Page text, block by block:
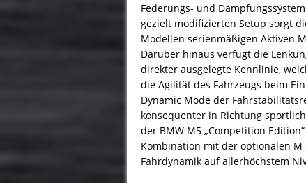
Federungs- und
gezielt modifizierten Setup sorgt
Modellen serienmäßigen Aktiven
Darüber hinaus verfügt die
direkter ausgelegte Kennlinie,
die Agilität des Fahrzeugs beim
Dynamic Mode der
konsequenter in Richtung
der BMW M5 „Competition
Kombination mit der optionalen M
Fahrdynamik auf allerhöchstem